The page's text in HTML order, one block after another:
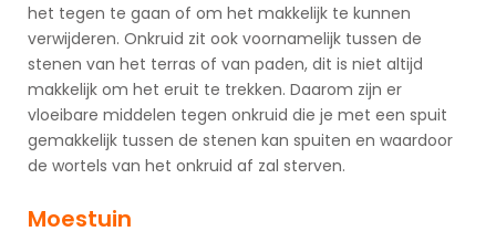
het tegen te gaan of om het makkelijk te kunnen
verwijderen. Onkruid zit ook voornamelijk tussen de
stenen van het terras of van paden, dit is niet altijd
makkelijk om het eruit te trekken. Daarom zijn er
vloeibare middelen tegen onkruid die je met een spuit
gemakkelijk tussen de stenen kan spuiten en waardoor
de wortels van het onkruid af zal sterven.
Moestuin